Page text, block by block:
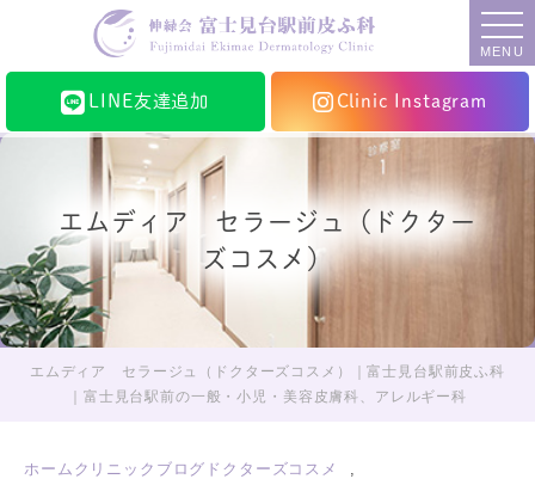
MENU
LINE友達追加 Clinic Instagram
エムディア セラージュ（ドクター
ズコスメ）
エムディア セラージュ（ドクターズコスメ）｜富士見台駅前皮ふ科
｜富士見台駅前の一般・小児・美容皮膚科、アレルギー科
ホーム クリニックブログ ドクターズコスメ